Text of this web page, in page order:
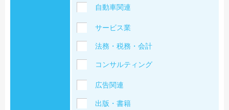
自動車関連
サービス業
法務・税務・会計
コンサルティング
広告関連
出版・書籍